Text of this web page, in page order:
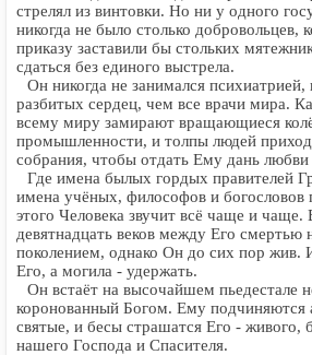
стрелял из винтовки. Но ни у одного
никогда не было столько добровольцев,
приказу заставили бы стольких
сдаться без единого выстрела.
Он никогда не занимался
разбитых сердец, чем все врачи мира.
всему миру замирают вращающиеся
промышленности, и толпы людей
собрания, чтобы отдать Ему дань любви
Где имена былых гордых правителей
имена учёных, философов и
этого Человека звучит всё чаще и
девятнадцать веков между Его смертью
поколением, однако Он до сих пор жив.
Его, а могила - удержать.
Он встаёт на высочайшем пьедестале
коронованный Богом. Ему подчиняются
святые, и бесы страшатся Его - живого,
нашего Господа и Спасителя.